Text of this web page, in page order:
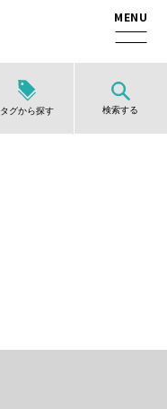
タグから探す 検索する